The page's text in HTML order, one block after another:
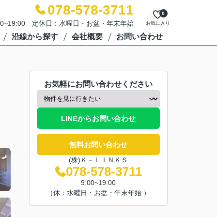
078-578-3711
定休日：水曜日・お盆・年末年始 お気に入り
0
沿線から探す 会社概要 お問い合わせ
お気軽にお問い合わせください
LINEからお問い合わせ
無料お問い合わせ
(株)Ｋ－ＬＩＮＫＳ
078-578-3711
9:00~19:00
（休：水曜日・お盆・年末年始 ）